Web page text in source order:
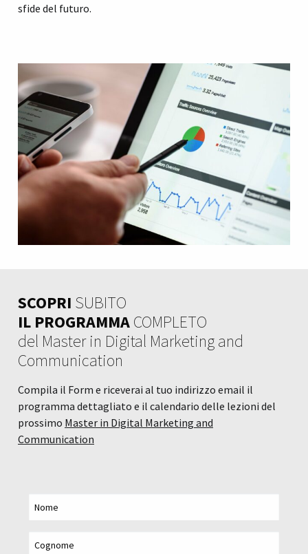
sfide del futuro.
SCOPRI SUBITO
IL PROGRAMMACOMPLETO
del Master in Digital Marketing and
Communication
Compila il Form e riceverai al tuo indirizzo email il
programma dettagliato e il calendario delle lezioni del
prossimo Master in Digital Marketing and
Communication